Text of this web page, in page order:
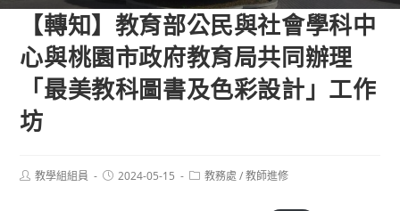
【轉知】教育部公民與社會學科中
心與桃園市政府教育局共同辦理
「最美教科圖書及色彩設計」工作
坊
Post教學組組員
Post2024-05-15
Post教務處 / 教師進修